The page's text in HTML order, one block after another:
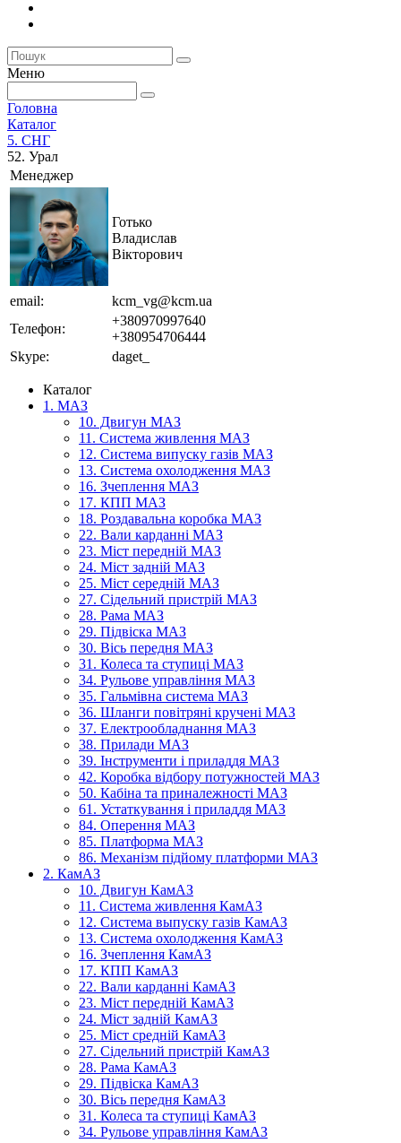
Меню
Головна
Каталог
5. СНГ
52. Урал
Менеджер
Готько
Владислав
Вікторович
email:
kcm_vg@kcm.ua
Телефон:
+380970997640
+380954706444
Skype:
daget_
Каталог
1. МАЗ
10. Двигун МАЗ
11. Система живлення МАЗ
12. Система випуску газів МАЗ
13. Система охолодження МАЗ
16. Зчеплення МАЗ
17. КПП МАЗ
18. Роздавальна коробка МАЗ
22. Вали карданні МАЗ
23. Міст передній МАЗ
24. Міст задній МАЗ
25. Міст середній МАЗ
27. Сідельний пристрій МАЗ
28. Рама МАЗ
29. Підвіска МАЗ
30. Вісь передня МАЗ
31. Колеса та ступиці МАЗ
34. Рульове управління МАЗ
35. Гальмівна система МАЗ
36. Шланги повітряні кручені МАЗ
37. Електрообладнання МАЗ
38. Прилади МАЗ
39. Інструменти і приладдя МАЗ
42. Коробка відбору потужностей МАЗ
50. Кабіна та приналежності МАЗ
61. Устаткування і приладдя МАЗ
84. Оперення МАЗ
85. Платформа МАЗ
86. Механізм підйому платформи МАЗ
2. КамАЗ
10. Двигун КамАЗ
11. Система живлення КамАЗ
12. Система выпуску газів КамАЗ
13. Система охолодження КамАЗ
16. Зчеплення КамАЗ
17. КПП КамАЗ
22. Вали карданні КамАЗ
23. Міст передній КамАЗ
24. Міст задній КамАЗ
25. Міст средній КамАЗ
27. Сідельний пристрій КамАЗ
28. Рама КамАЗ
29. Підвіска КамАЗ
30. Вісь передня КамАЗ
31. Колеса та ступиці КамАЗ
34. Рульове управління КамАЗ